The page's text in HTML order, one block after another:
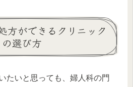
方ができるクリニック
の選び方
たいと思っても、婦人科の門